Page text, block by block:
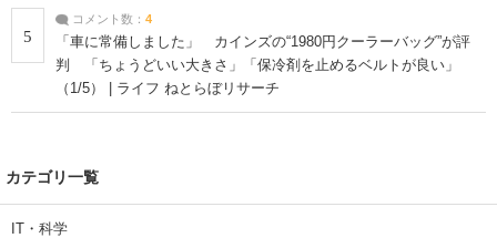
5
コメント数： 4
「車に常備しました」 カインズの“1980円クーラーバッグ”が評
判 「ちょうどいい大きさ」「保冷剤を止めるベルトが良い」
（1/5） | ライフ ねとらぼリサーチ
カテゴリ一覧
IT・科学